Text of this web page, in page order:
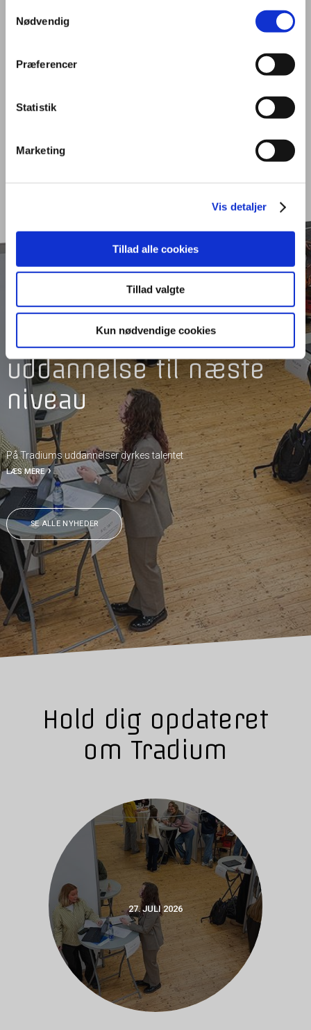
Nødvendig
Præferencer
Statistik
Marketing
Vis detaljer
Tillad alle cookies
Tillad valgte
Kun nødvendige cookies
ansøgninger
Kvalifikationskrav
NYHEDER
Elever tager deres
uddannelse til næste
niveau
På Tradiums uddannelser dyrkes talentet
LÆS MERE
SE ALLE NYHEDER
Hold dig opdateret
om Tradium
27. JULI 2026